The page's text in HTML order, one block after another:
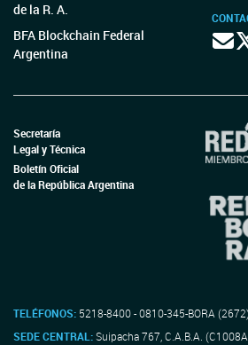
de la R. A.
BFA Blockchain Federal
Argentina
Secretaría
Legal y Técnica
Boletín Oficial
de la República Argentina
TELÉFONOS: 5218-8400 - 0810-345-BORA (2672)
SEDE CENTRAL:Suipacha 767, C.A.B.A.